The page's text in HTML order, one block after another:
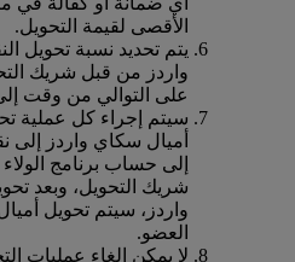
الأقصى لقيمة التحويل.
يتم تحديد نسبة تحويل
واردز من قبل شريك
على التوالي من وقت
سيتم إجراء كل عملية
أميال سكاي واردز إلى
إلى حساب برنامج
شريك التحويل، وبعد
واردز، سيتم تحويل
العضو.
لا يمكن إلغاء عمليات